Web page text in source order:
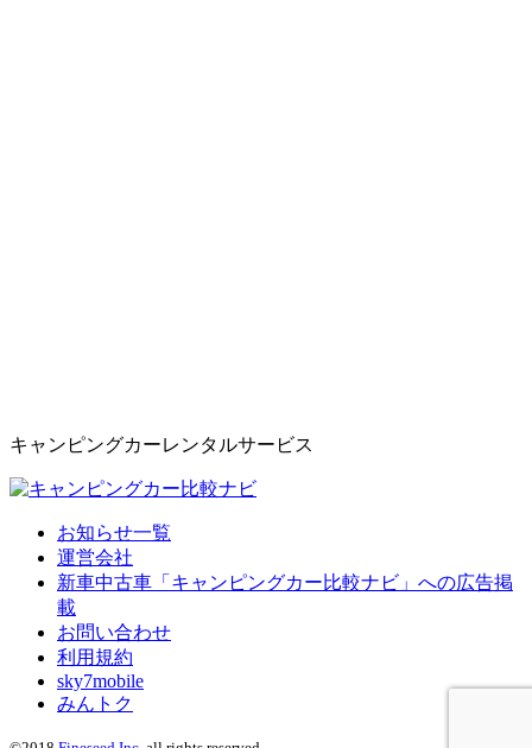
キャンピングカーレンタルサービス
お知らせ一覧
運営会社
新車中古車「キャンピングカー比較ナビ」への広告掲
載
お問い合わせ
利用規約
sky7mobile
みんトク